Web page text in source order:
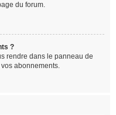
du forum.
?
rendre dans le panneau de
abonnements.